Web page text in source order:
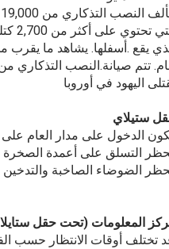
يقع .أسفلها. يشاهد ما
تتم صيانة.النصب التذكاري
اليهود في أوروبا
ستيلاي
الدخول على مدار العام
التسلق على أعمدة الصخرة
الضوضاء الصاخبة والتدخين
المعلومات (تحت حقل
تختلف أوقات الانتظار حسب